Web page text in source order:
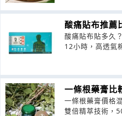
酸痛貼布推薦
酸痛貼布貼多久
12小時，高透氣
一條根藥膏比
一條根藥膏價格
雙倍精萃技術，